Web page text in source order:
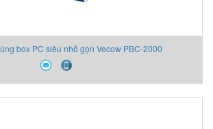
box PC siêu nhỏ gọn Vecow PBC-2000